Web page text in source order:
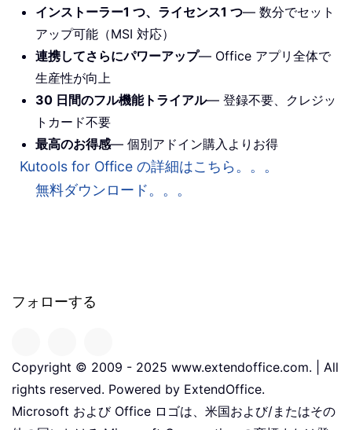
インストーラー1 つ、ライセンス1 つ— 数分でセット
アップ可能（MSI 対応）
連携してさらにパワーアップ— Office アプリ全体で
生産性が向上
30 日間のフル機能トライアル— 登録不要、クレジッ
トカード不要
最高のお得感— 個別アドイン購入よりお得
Kutools for Office の詳細はこちら。。。
無料ダウンロード。。。
フォローする
Copyright © 2009 - 2025 www.extendoffice.com. | All
rights reserved. Powered by ExtendOffice.
Microsoft および Office ロゴは、米国および/またはその